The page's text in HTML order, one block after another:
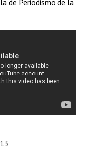
CINE Y TV
de Periodismo de la